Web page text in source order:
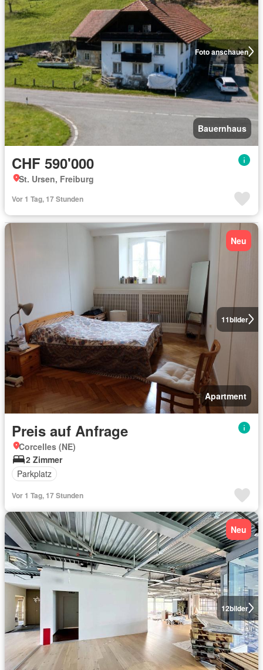
Foto anschauen
Bauernhaus
CHF 590'000
St. Ursen, Freiburg
Vor 1 Tag, 17 Stunden
11bilder
Neu
Apartment
Preis auf Anfrage
Corcelles (NE)
2 Zimmer
Parkplatz
Vor 1 Tag, 17 Stunden
12bilder
Neu